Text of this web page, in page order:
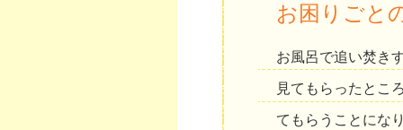
お困りごと
お風呂で追い焚き
見てもらったとこ
てもらうことにな